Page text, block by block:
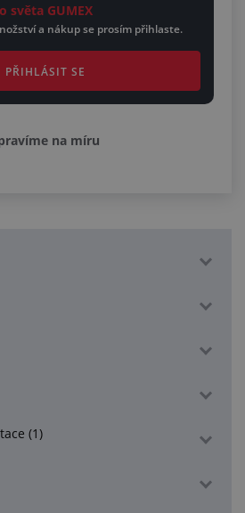
světa GUMEX
a nákup se prosím přihlaste.
PŘIHLÁSIT SE
na míru
(1)